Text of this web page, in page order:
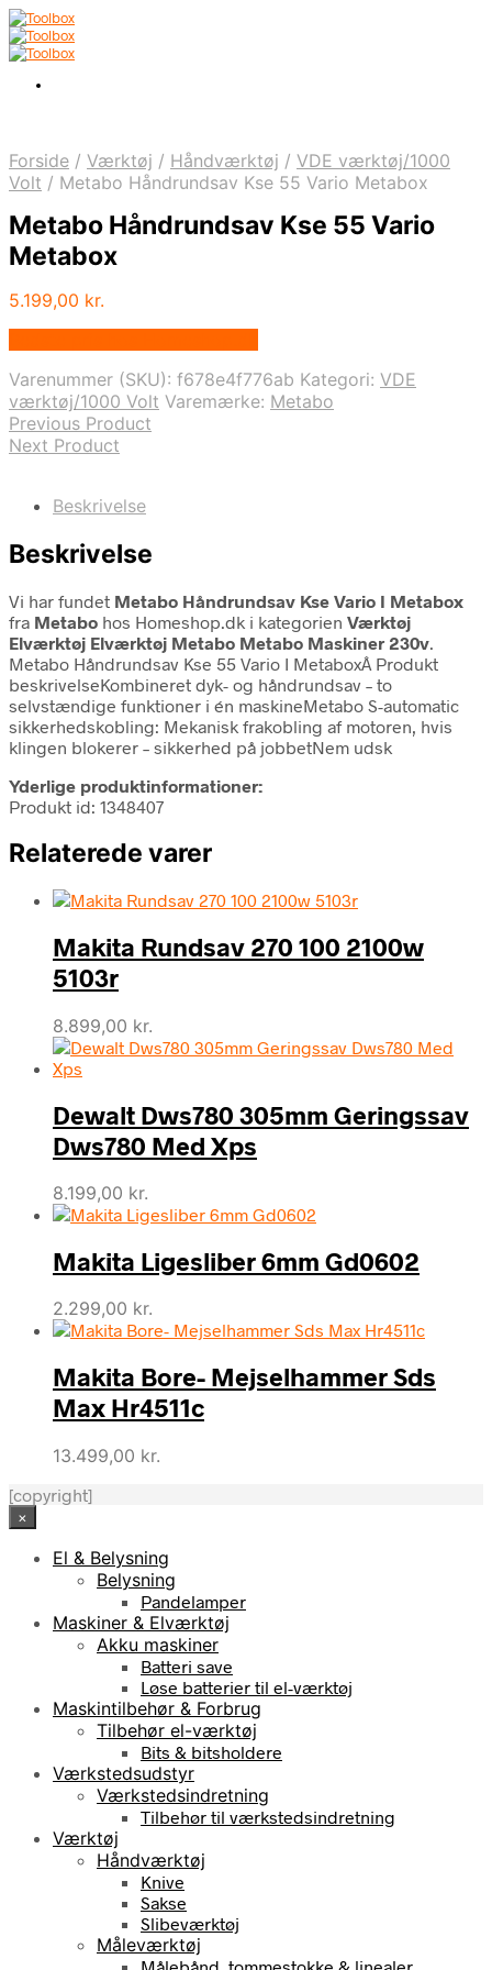
Forside / Værktøj / Håndværktøj / VDE værktøj/1000
Volt / Metabo Håndrundsav Kse 55 Vario Metabox
Metabo Håndrundsav Kse 55 Vario
Metabox
5.199,00 kr.
Varenummer (SKU): f678e4f776ab Kategori: VDE
værktøj/1000 Volt Varemærke: Metabo
Previous Product
Next Product
Beskrivelse
Beskrivelse
Vi har fundet Metabo Håndrundsav Kse Vario I Metabox
fra Metabo hos Homeshop.dk i kategorien Værktøj
Elværktøj Elværktøj Metabo Metabo Maskiner 230v.
Metabo Håndrundsav Kse 55 Vario I MetaboxÂ Produkt
beskrivelseKombineret dyk- og håndrundsav – to
selvstændige funktioner i én maskineMetabo S-automatic
sikkerhedskobling: Mekanisk frakobling af motoren, hvis
klingen blokerer – sikkerhed på jobbetNem udsk
Yderlige produktinformationer:
Produkt id: 1348407
Relaterede varer
Makita Rundsav 270 100 2100w
5103r
8.899,00 kr.
Dewalt Dws780 305mm Geringssav
Dws780 Med Xps
8.199,00 kr.
Makita Ligesliber 6mm Gd0602
2.299,00 kr.
Makita Bore- Mejselhammer Sds
Max Hr4511c
13.499,00 kr.
[copyright]
×
El & Belysning
Belysning
Pandelamper
Maskiner & Elværktøj
Akku maskiner
Batteri save
Løse batterier til el-værktøj
Maskintilbehør & Forbrug
Tilbehør el-værktøj
Bits & bitsholdere
Værkstedsudstyr
Værkstedsindretning
Tilbehør til værkstedsindretning
Værktøj
Håndværktøj
Knive
Sakse
Slibeværktøj
Måleværktøj
Målebånd, tommestokke & linealer